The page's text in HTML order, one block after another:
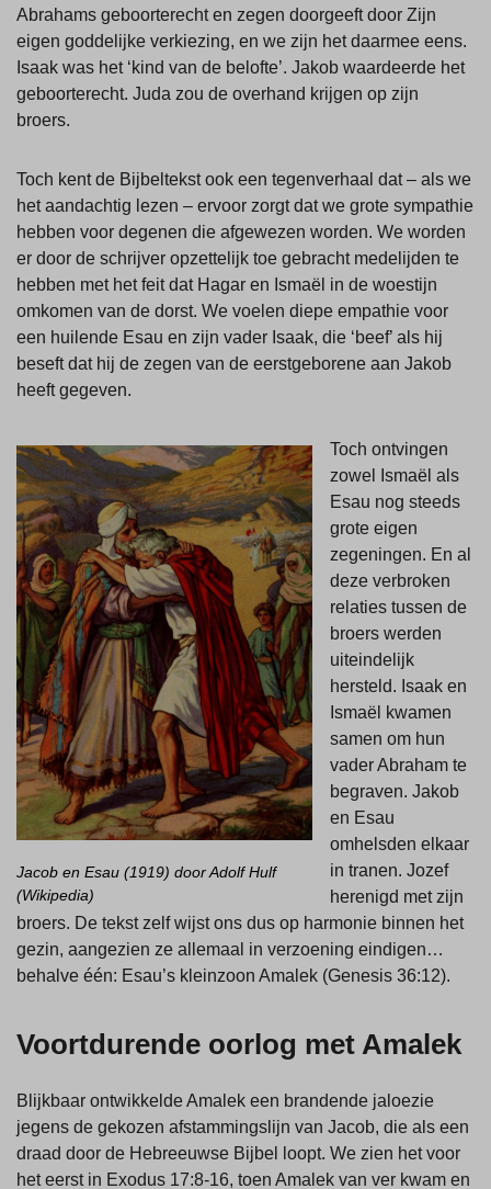
Abrahams geboorterecht en zegen doorgeeft door Zijn
eigen goddelijke verkiezing, en we zijn het daarmee eens.
Isaak was het ‘kind van de belofte’. Jakob waardeerde het
geboorterecht. Juda zou de overhand krijgen op zijn
broers.
Toch kent de Bijbeltekst ook een tegenverhaal dat – als we
het aandachtig lezen – ervoor zorgt dat we grote sympathie
hebben voor degenen die afgewezen worden. We worden
er door de schrijver opzettelijk toe gebracht medelijden te
hebben met het feit dat Hagar en Ismaël in de woestijn
omkomen van de dorst. We voelen diepe empathie voor
een huilende Esau en zijn vader Isaak, die ‘beef’ als hij
beseft dat hij de zegen van de eerstgeborene aan Jakob
heeft gegeven.
Jacob en Esau (1919) door Adolf Hulf
(Wikipedia)
Toch ontvingen
zowel Ismaël als
Esau nog steeds
grote eigen
zegeningen. En al
deze verbroken
relaties tussen de
broers werden
uiteindelijk
hersteld. Isaak en
Ismaël kwamen
samen om hun
vader Abraham te
begraven. Jakob
en Esau
omhelsden elkaar
in tranen. Jozef
herenigd met zijn
broers. De tekst zelf wijst ons dus op harmonie binnen het
gezin, aangezien ze allemaal in verzoening eindigen…
behalve één: Esau’s kleinzoon Amalek (Genesis 36:12).
Voortdurende oorlog met Amalek
Blijkbaar ontwikkelde Amalek een brandende jaloezie
jegens de gekozen afstammingslijn van Jacob, die als een
draad door de Hebreeuwse Bijbel loopt. We zien het voor
het eerst in Exodus 17:8-16, toen Amalek van ver kwam en